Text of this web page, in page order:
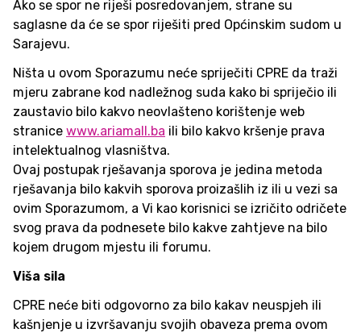
Ako se spor ne riješi posredovanjem, strane su
saglasne da će se spor riješiti pred Općinskim sudom u
Sarajevu.
Ništa u ovom Sporazumu neće spriječiti CPRE da traži
mjeru zabrane kod nadležnog suda kako bi spriječio ili
zaustavio bilo kakvo neovlašteno korištenje web
stranice www.ariamall.ba ili bilo kakvo kršenje prava
intelektualnog vlasništva.
Ovaj postupak rješavanja sporova je jedina metoda
rješavanja bilo kakvih sporova proizašlih iz ili u vezi sa
ovim Sporazumom, a Vi kao korisnici se izričito odričete
svog prava da podnesete bilo kakve zahtjeve na bilo
kojem drugom mjestu ili forumu.
Viša sila
CPRE neće biti odgovorno za bilo kakav neuspjeh ili
kašnjenje u izvršavanju svojih obaveza prema ovom